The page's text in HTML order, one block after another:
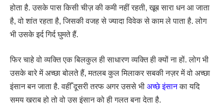
होता है. उसके पास किसी चीज़ की कमी नहीं रहती, खूब सारा धन आ जाता
है, वो शांत रहता है, जिसकी वजह से ज्यादा विवेक से काम ले पाता है. लोग
भी उसके इर्द गिर्द घुमते हैं.
फिर चाहे वो व्यक्ति एक बिलकुल ही साधारण व्यक्ति ही क्यों ना हों. लोग भी
उसके बारे में अच्छा बोलते हैं, मतलब कुल मिलाकर सबकी नज़र में वो अच्छा
इंसान बन जाता है. वहीँ दूसरी तरफ अगर उससे भी अच्छे इंसानका यदि
समय खराब हो तो वो उस इंसान को ही गलत बना देता है.